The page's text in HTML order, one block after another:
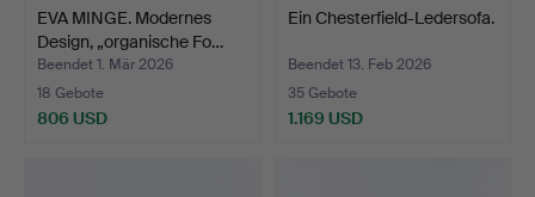
EVA MINGE. Modernes
Design, „organische Fo…
Beendet 1. Mär 2026
18 Gebote
806 USD
Ein Chesterfield-Ledersofa.
Beendet 13. Feb 2026
35 Gebote
1.169 USD